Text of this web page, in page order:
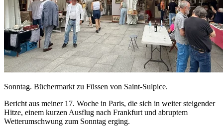
Sonntag. Büchermarkt zu Füssen von Saint-Sulpice.
Bericht aus meiner 17. Woche in Paris, die sich in weiter steigender
Hitze, einem kurzen Ausflug nach Frankfurt und abruptem
Wetterumschwung zum Sonntag erging.